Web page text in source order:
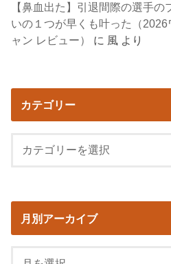
【鼻血出た】引退間際の選手
いの１つが早くも叶った（
ャン レビュー）
に 風 より
カテゴリー
月別アーカイブ